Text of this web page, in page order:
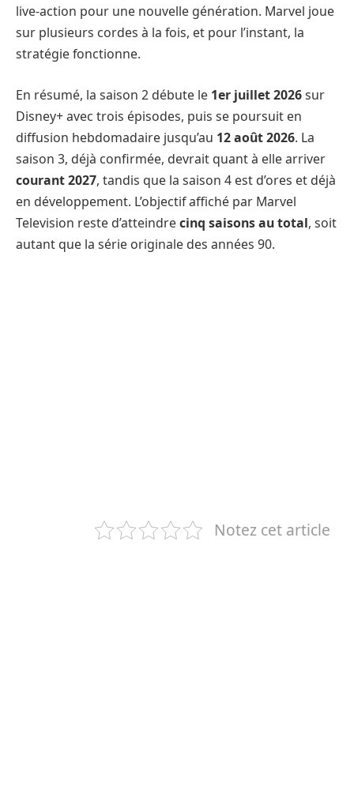
live-action pour une nouvelle génération. Marvel joue
sur plusieurs cordes à la fois, et pour l’instant, la
stratégie fonctionne.
En résumé, la saison 2 débute le 1er juillet 2026sur
Disney+ avec trois épisodes, puis se poursuit en
diffusion hebdomadaire jusqu’au 12 août 2026. La
saison 3, déjà confirmée, devrait quant à elle arriver
courant 2027, tandis que la saison 4 est d’ores et déjà
en développement. L’objectif affiché par Marvel
Television reste d’atteindrecinq saisons au total, soit
autant que la série originale des années 90.
Notez cet article